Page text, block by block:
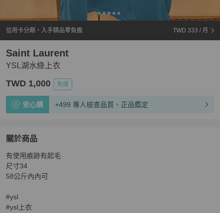
信用卡分期・入手精品零負擔 TWD 333 / 月
YSL湖水綠上衣
Saint Laurent
TWD 1,000 免運
安心購 +499 專人檢查品質、正品鑑定
關於商品
關於YSL湖水綠上衣
有使用痕跡有起毛
尺寸34
58公斤內內可
#ysl
#ysl上衣